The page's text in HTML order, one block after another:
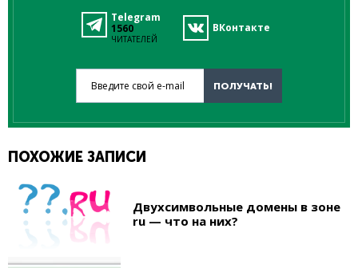
Telegram
1560
ЧИТАТЕЛЕЙ
ВКонтакте
ПОЛУЧАТЬ!
ПОХОЖИЕ ЗАПИСИ
Двухсимвольные домены в зоне
ru — что на них?